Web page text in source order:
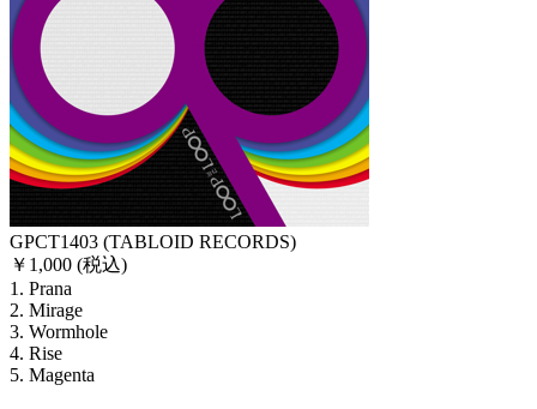
GPCT1403 (TABLOID RECORDS)
￥1,000 (税込)
1. Prana
2. Mirage
3. Wormhole
4. Rise
5. Magenta